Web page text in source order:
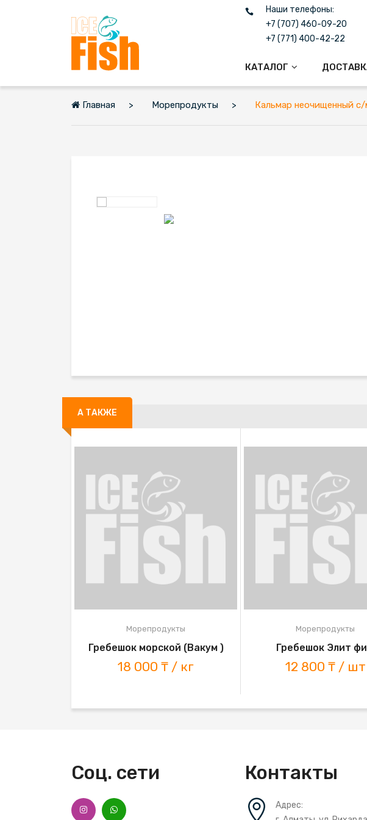
Наши телефоны:
+7 (707) 460-09-20
+7 (771) 400-42-22
КАТАЛОГ
Главная Морепродукты Кальмар неочищенный
А ТАКЖЕ
Морепродукты
Гребешок морской (Вакум )
18 000 ₸ / кг
Морепродукты
Гребешок Элит
12 800 ₸ / шт
Соц. сети Контакты
Адрес: